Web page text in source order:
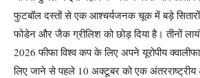
फुटबॉल दस्तों से एक आश्चर्यजनक चूक में बड़े
फोडेन और जैक ग्रीलिश को छोड़ दिया है। तीनों
2026 फीफा विश्व कप के लिए अपने यूरोपीय
लिए जाने से पहले 10 अक्टूबर को एक